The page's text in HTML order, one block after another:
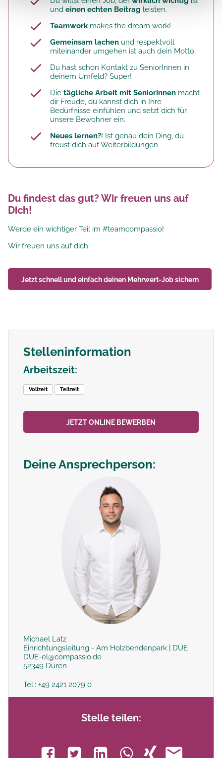
und einen echten Beitrag leisten.
Teamwork makes the dream work!
Gemeinsam lachen und respektvoll
miteinander umgehen ist auch dein Motto.
Du hast schon Kontakt zu SeniorInnen in
deinem Umfeld? Super!
Die tägliche Arbeit mit SeniorInnen macht
dir Freude, du kannst dich in Ihre
Bedürfnisse einfühlen und setzt dich für
unsere Bewohner ein.
Neues lernen?! Ist genau dein Ding, du
freust dich auf Weiterbildungen
Du findest das gut? Wir freuen uns auf
Dich!
Werde ein wichtiger Teil im #teamcompassio!
Wir freuen uns auf dich.
Jetzt schnell und einfach deinen Mehrwert-Jobsichern
Stelleninformation
Arbeitszeit:
Vollzeit Teilzeit
JETZT ONLINE BEWERBEN
Deine Ansprechperson:
Michael Latz
Einrichtungsleitung - Am Holzbendenpark | DUE
DUE-el@compassio.de
52349 Düren
Tel.: +49 2421 2079 0
Stelle teilen: